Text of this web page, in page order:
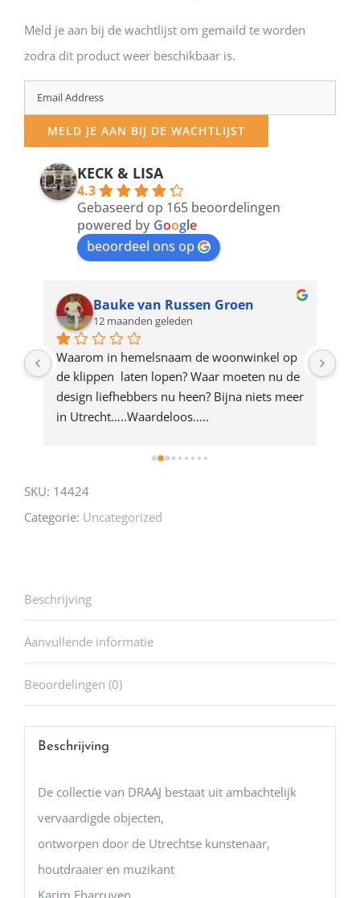
Meld je aan bij de wachtlijst om gemaild te worden
zodra dit product weer beschikbaar is.
Enter
your
email
address
product
MELD JE AAN BIJ DE WACHTLIJST
KECK & LISA
4.3
Gebaseerd op 165 beoordelingen
powered by Google
beoordeel ons op
Bauke van Russen Groen
12 maanden geleden
Waarom in hemelsnaam de woonwinkel op
de klippen  laten lopen? Waar moeten nu de
design liefhebbers nu heen? Bijna niets meer
in Utrecht…..Waardeloos…..
SKU: 14424
Categorie: Uncategorized
Beschrijving
Aanvullende informatie
Beoordelingen (0)
Beschrijving
De collectie van DRAAJ bestaat uit ambachtelijk
vervaardigde objecten,
ontworpen door de Utrechtse kunstenaar,
houtdraaier en muzikant